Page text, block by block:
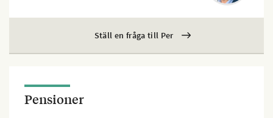
Ställ en fråga till Per
Pensioner